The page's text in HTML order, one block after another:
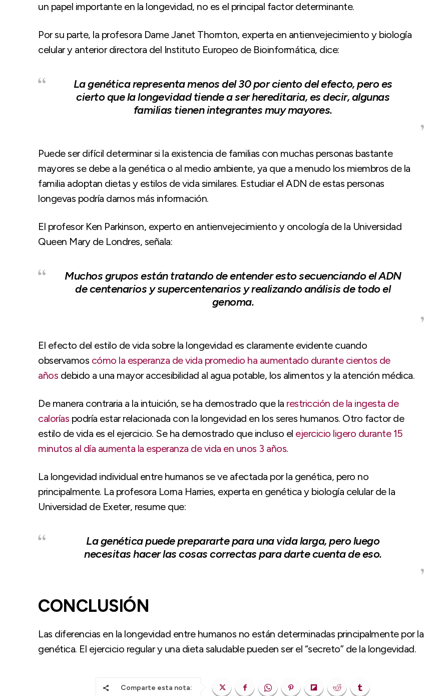
un papel importante en la longevidad, no es el principal factor determinante.
Por su parte, la profesora Dame Janet Thornton, experta en antienvejecimiento y biología
celular y anterior directora del Instituto Europeo de Bioinformática, dice:
La genética representa menos del 30 por ciento del efecto, pero es
cierto que la longevidad tiende a ser hereditaria, es decir, algunas
familias tienen integrantes muy mayores.
Puede ser difícil determinar si la existencia de familias con muchas personas bastante
mayores se debe a la genética o al medio ambiente, ya que a menudo los miembros de la
familia adoptan dietas y estilos de vida similares. Estudiar el ADN de estas personas
longevas podría darnos más información.
El profesor Ken Parkinson, experto en antienvejecimiento y oncología de la Universidad
Queen Mary de Londres, señala:
Muchos grupos están tratando de entender esto secuenciando el ADN
de centenarios y supercentenarios y realizando análisis de todo el
genoma.
El efecto del estilo de vida sobre la longevidad es claramente evidente cuando
observamos cómo la esperanza de vida promedio ha aumentado durante cientos de
años debido a una mayor accesibilidad al agua potable, los alimentos y la atención médica.
De manera contraria a la intuición, se ha demostrado que la restricción de la ingesta de
calorías podría estar relacionada con la longevidad en los seres humanos. Otro factor de
estilo de vida es el ejercicio. Se ha demostrado que incluso el ejercicio ligero durante 15
minutos al día aumenta la esperanza de vida en unos 3 años.
La longevidad individual entre humanos se ve afectada por la genética, pero no
principalmente. La profesora Lorna Harries, experta en genética y biología celular de la
Universidad de Exeter, resume que:
La genética puede prepararte para una vida larga, pero luego
necesitas hacer las cosas correctas para darte cuenta de eso.
CONCLUSIÓN
Las diferencias en la longevidad entre humanos no están determinadas principalmente por la
genética. El ejercicio regular y una dieta saludable pueden ser el “secreto” de la longevidad.
Comparte esta nota: